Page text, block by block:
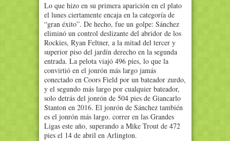
Lo que hizo en su primera aparición en el plato
el lunes ciertamente encaja en la categoría de
“gran éxito”. De hecho, fue un golpe: Sánchez
eliminó un control deslizante del abridor de los
Rockies, Ryan Feltner, a la mitad del tercer y
superior piso del jardín derecho en la segunda
entrada. La pelota viajó 496 pies, lo que la
convirtió en el jonrón más largo jamás
conectado en Coors Field por un bateador zurdo,
y el segundo más largo por cualquier bateador,
solo detrás del jonrón de 504 pies de Giancarlo
Stanton en 2016. El jonrón de Sánchez también
es el jonrón más largo. correr en las Grandes
Ligas este año, superando a Mike Trout de 472
pies el 14 de abril en Arlington.